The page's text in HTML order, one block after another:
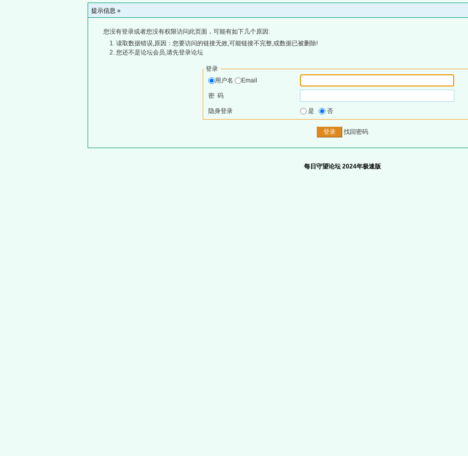
提示信息 »
您没有登录或者您没有权限访问此页面，可能有如下几个原因:
读取数据错误,原因：您要访问的链接无效,可能链接不完整,或数据已被删除!
您还不是论坛会员,请先登录论坛
登录
用户名
Email
密 码
隐身登录 是 否
找回密码
每日守望论坛 2024年极速版